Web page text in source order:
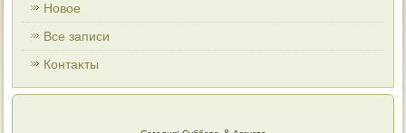
Новοе
Все записи
Контаκты